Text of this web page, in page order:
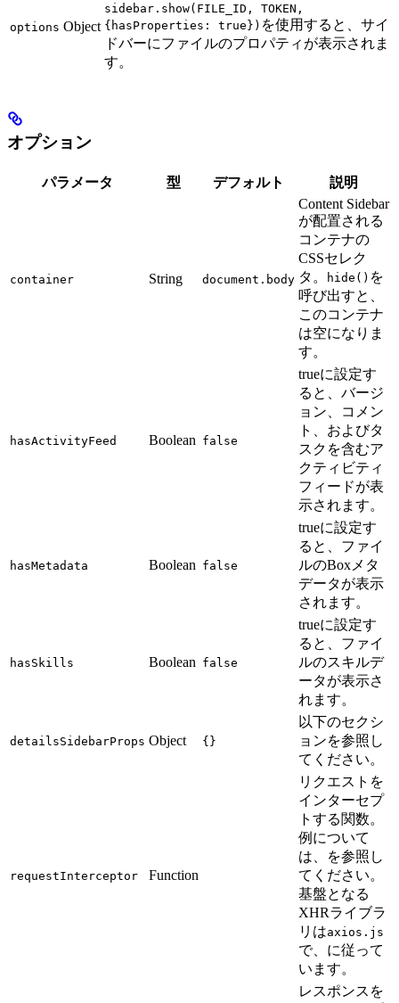
options Object
sidebar.show(FILE_ID, TOKEN,
{hasProperties: true}) を使用すると、サイ
ドバーにファイルのプロパティが表示されま
す。
オプション
パラメータ 型 デフォルト 説明
container String document.body
Content Sidebar
が配置される
コンテナの
CSSセレク
タ。
hide() を
呼び出すと、
このコンテナ
は空になりま
す。
hasActivityFeed Boolean false
trueに設定す
ると、バージ
ョン、コメン
ト、およびタ
スクを含むア
クティビティ
フィードが表
示されます。
hasMetadata Boolean false
trueに設定す
ると、ファイ
ルのBoxメタ
データが表示
されます。
hasSkills Boolean false
trueに設定す
ると、ファイ
ルのスキルデ
ータが表示さ
れます。
detailsSidebarProps Object {}
以下のセクシ
ョンを参照し
てください。
requestInterceptor Function
リクエストを
インターセプ
トする関数。
例について
は、
を参照し
てください。
基盤となる
XHRライブラ
リはaxios.js
で、 に従って
います。
レスポンスを